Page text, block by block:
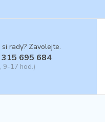
rady? Zavolejte.
695 684
9-17 hod.)